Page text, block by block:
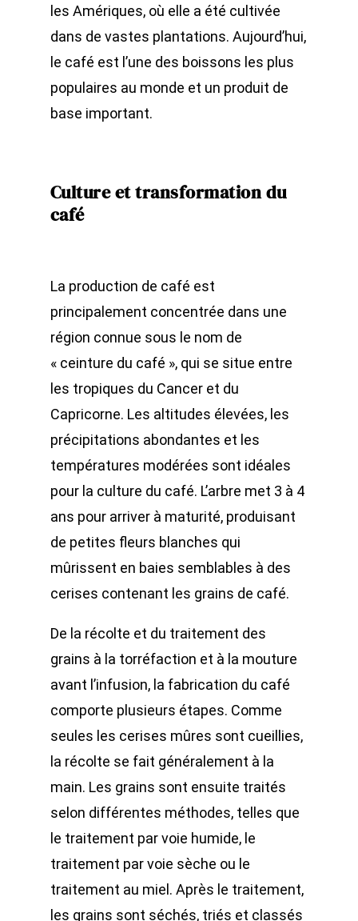
les Amériques, où elle a été cultivée
dans de vastes plantations. Aujourd’hui,
le café est l’une des boissons les plus
populaires au monde et un produit de
base important.
Culture et transformation du
café
La production de café est
principalement concentrée dans une
région connue sous le nom de
« ceinture du café », qui se situe entre
les tropiques du Cancer et du
Capricorne. Les altitudes élevées, les
précipitations abondantes et les
températures modérées sont idéales
pour la culture du café. L’arbre met 3 à 4
ans pour arriver à maturité, produisant
de petites fleurs blanches qui
mûrissent en baies semblables à des
cerises contenant les grains de café.
De la récolte et du traitement des
grains à la torréfaction et à la mouture
avant l’infusion, la fabrication du café
comporte plusieurs étapes. Comme
seules les cerises mûres sont cueillies,
la récolte se fait généralement à la
main. Les grains sont ensuite traités
selon différentes méthodes, telles que
le traitement par voie humide, le
traitement par voie sèche ou le
traitement au miel. Après le traitement,
les grains sont séchés, triés et classés